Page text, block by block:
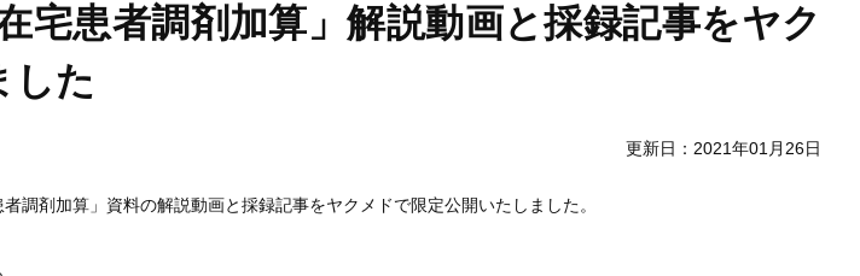
宅患者調剤加算」解説動画と採録記事をヤク
した
更新日：2021年01月26日
調剤加算」資料の解説動画と採録記事をヤクメドで限定公開いたしました。